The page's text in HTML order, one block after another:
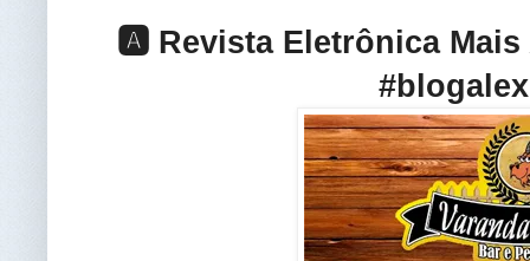
🅰️ Revista Eletrônica